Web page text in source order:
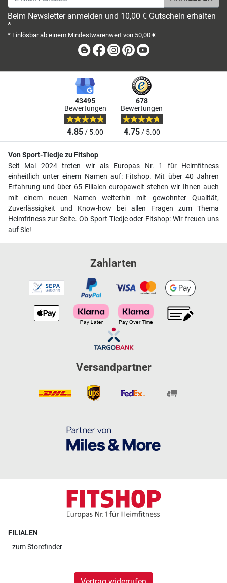
Beim Newsletter anmelden und 10,00 € Gutschein erhalten
*
* Einlösbar ab einem Mindestwarenwert von 50,00 €
BlogFacebook
Instagram
Pinterest
43495
Bewertungen
4.85/ 5.00
678
Bewertungen
4.75/ 5.00
Von Sport-Tiedje zu Fitshop
Seit Mai 2024 treten wir als Europas Nr. 1 für Heimfitness
einheitlich unter einem Namen auf: Fitshop. Mit über 40 Jahren
Erfahrung und über 65 Filialen europaweit stehen wir Ihnen auch
mit einem neuen Namen weiterhin mit gewohnter Qualität,
Zuverlässigkeit und Know-how bei allen Fragen zum Thema
Heimfitness zur Seite. Ob Sport-Tiedje oder Fitshop: Wir freuen uns
auf Sie!
Zahlarten
Versandpartner
FILIALEN
zumStorefinder